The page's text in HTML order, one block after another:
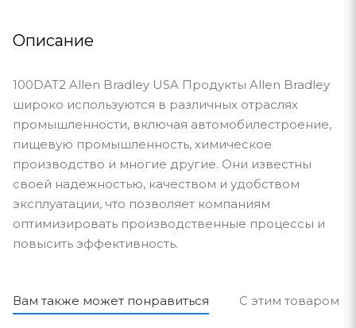
Описание
100DAT2 Allen Bradley USA Продукты Allen Bradley
широко используются в различных отраслях
промышленности, включая автомобилестроение,
пищевую промышленность, химическое
производство и многие другие. Они известны
своей надежностью, качеством и удобством
эксплуатации, что позволяет компаниям
оптимизировать производственные процессы и
повысить эффективность.
Вам также может понравиться С этим товаром